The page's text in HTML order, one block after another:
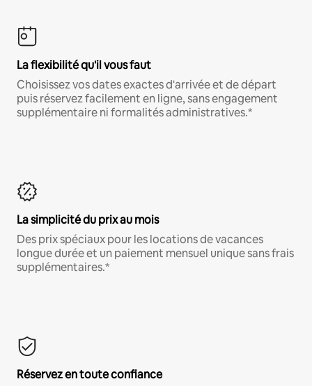
La flexibilité qu'il vous faut
Choisissez vos dates exactes d'arrivée et de départ
puis réservez facilement en ligne, sans engagement
supplémentaire ni formalités administratives.*
La simplicité du prix au mois
Des prix spéciaux pour les locations de vacances
longue durée et un paiement mensuel unique sans frais
supplémentaires.*
Réservez en toute confiance